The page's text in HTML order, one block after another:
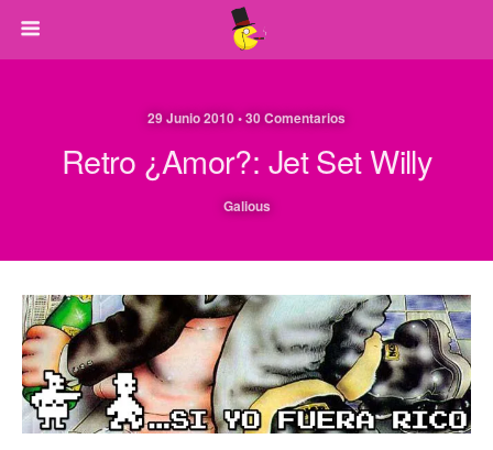
29 Junio 2010 • 30 Comentarios
Retro ¿Amor?: Jet Set Willy
Galious